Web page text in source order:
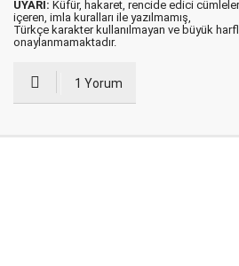
UYARI: Küfür, hakaret, rencide edici
içeren, imla kuralları ile yazılmamış,
Türkçe karakter kullanılmayan ve büyük
onaylanmamaktadır.
1 Yorum